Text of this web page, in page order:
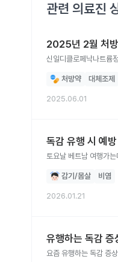
관련 의료진
2025년 2월 처
신일디클로페낙나트륨
처방약 대체조제
2025.06.01
독감 유행 시 예
토요날 베트남 여행가
감기/몸살 비염
2026.01.21
유행하는 독감
요즘 유행하는 독감 증